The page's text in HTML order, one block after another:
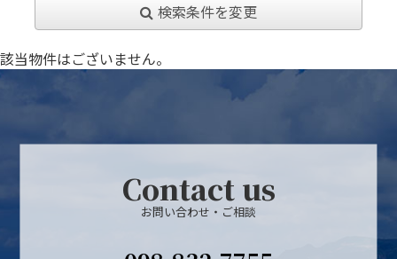
検索条件を変更
該当物件はございません。
Contact us
お問い合わせ・ご相談